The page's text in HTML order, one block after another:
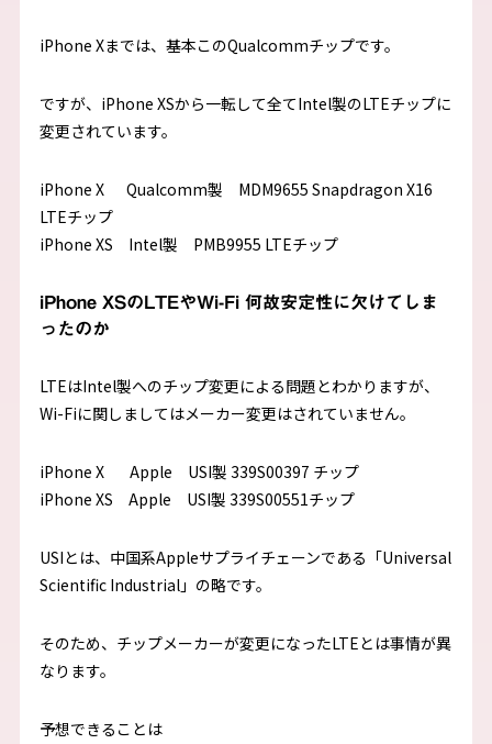
iPhone Xまでは、基本このQualcommチップです。
ですが、iPhone XSから一転して全てIntel製のLTEチップに
変更されています。
iPhone X Qualcomm製 MDM9655 Snapdragon X16
LTEチップ
iPhone XS Intel製 PMB9955 LTEチップ
iPhone XSのLTEやWi-Fi 何故安定性に欠けてしま
ったのか
LTEはIntel製へのチップ変更による問題とわかりますが、
Wi-Fiに関しましてはメーカー変更はされていません。
iPhone X Apple USI製 339S00397 チップ
iPhone XS Apple USI製 339S00551チップ
USIとは、中国系Appleサプライチェーンである「Universal
Scientific Industrial」の略です。
そのため、チップメーカーが変更になったLTEとは事情が異
なります。
予想できることは